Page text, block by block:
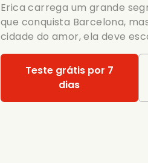
Erica carrega um grande
que conquista Barcelona,
cidade do amor, ela deve
Teste grátis por 7
dias